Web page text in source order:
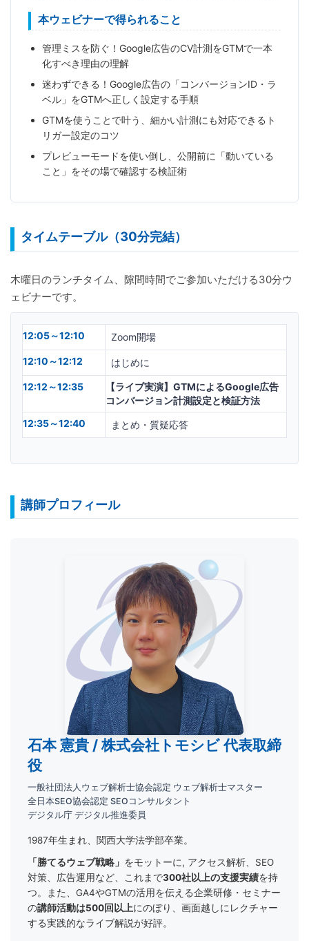
本ウェビナーで得られること
管理ミスを防ぐ！Google広告のCV計測をGTMで一本
化すべき理由の理解
迷わずできる！Google広告の「コンバージョンID・ラ
ベル」をGTMへ正しく設定する手順
GTMを使うことで叶う、細かい計測にも対応できるト
リガー設定のコツ
プレビューモードを使い倒し、公開前に「動いている
こと」をその場で確認する検証術
タイムテーブル（30分完結）
木曜日のランチタイム、隙間時間でご参加いただける30分ウ
ェビナーです。
12:05～12:10 Zoom開場
12:10～12:12 はじめに
12:12～12:35
【ライブ実演】GTMによるGoogle広告
コンバージョン計測設定と検証方法
12:35～12:40
まとめ・質疑応答
講師プロフィール
石本 憲貴 / 株式会社トモシビ 代表取締
役
一般社団法人ウェブ解析士協会認定 ウェブ解析士マスター
全日本SEO協会認定 SEOコンサルタント
デジタル庁 デジタル推進委員
1987年生まれ、関西大学法学部卒業。
「勝てるウェブ戦略」 をモットーに, アクセス解析、SEO
対策、広告運用など、これまで300社以上の支援実績を持
つ。また、GA4やGTMの活用を伝える企業研修・セミナー
の講師活動は500回以上にのぼり、画面越しにレクチャー
する実践的なライブ解説が好評。